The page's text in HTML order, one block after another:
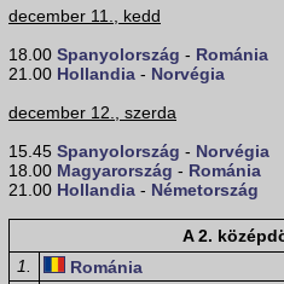
december 11., kedd
18.00 Spanyolország - Románia
21.00 Hollandia - Norvégia
december 12., szerda
15.45 Spanyolország - Norvégia
18.00 Magyarország - Románia
21.00 Hollandia - Németország
A 2.
1.
Románia